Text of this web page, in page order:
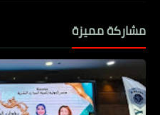
مشاركة مميزة